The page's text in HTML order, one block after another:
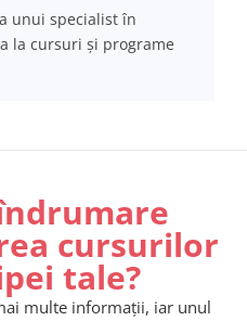
unui specialist în
la cursuri și programe
cursurilor
tale?
multe informații, iar unul